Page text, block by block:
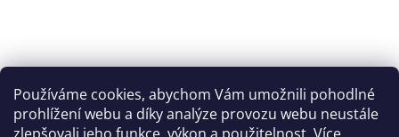
Používáme cookies, abychom Vám umožnili pohodlné
prohlížení webu a díky analýze provozu webu neustále
Katka Hromasová Foto